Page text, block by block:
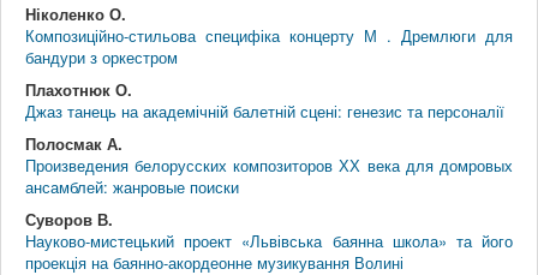
Ніколенко О.
Композиційно-стильова специфіка концерту М . Дремлюги для
бандури з оркестром
Плахотнюк О.
Джаз танець на академічній балетній сцені: генезис та персоналії
Полосмак А.
Произведения белорусских композиторов ХХ века для домровых
ансамблей: жанровые поиски
Суворов В.
Науково-мистецький проект «Львівська баянна школа» та його
проекція на баянно-акордеонне музикування Волині